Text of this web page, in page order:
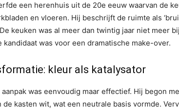
een herenhuis uit de 20e eeuw waarvan de
en vloeren. Hij beschrijft de ruimte als
keuken was al meer dan twintig jaar niet meer
kandidaat was voor een dramatische make-over.
kleur als katalysator
was eenvoudig maar effectief. Hij begon
de kasten wit, wat een neutrale basis vormde.